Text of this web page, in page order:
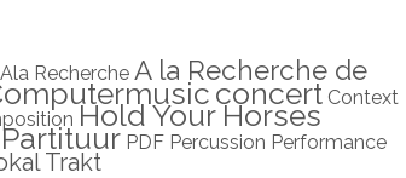
Ala Recherche A la Recherche de
concert Context
Hold Your Horses
Partituur PDF Percussion Performance
Trakt